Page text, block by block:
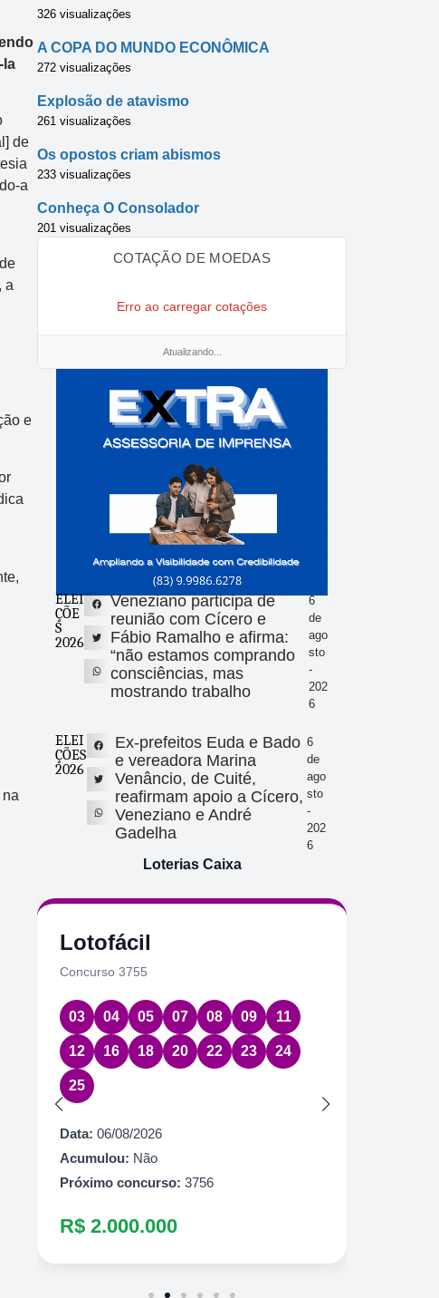
la
de
a
a
e
326 visualizações
A COPA DO MUNDO ECONÔMICA
272 visualizações
Explosão de atavismo
261 visualizações
Os opostos criam abismos
233 visualizações
Conheça O Consolador
201 visualizações
COTAÇÃO DE MOEDAS
Erro ao carregar cotações
Atualizando...
ELEI
ÇÕE
S
2026
Veneziano participa de
reunião com Cícero e
Fábio Ramalho e afirma:
“não estamos comprando
consciências, mas
mostrando trabalho
6
de
ago
sto
-
202
6
ELEI
ÇÕES
2026
Ex-prefeitos Euda e Bado
e vereadora Marina
Venâncio, de Cuité,
reafirmam apoio a Cícero,
Veneziano e André
Gadelha
6
de
ago
sto
-
202
6
Loterias Caixa
Lotofácil
Concurso 3755
03 04 05 07 08 09 11
12 16 18 20 22 23 24
25
Data: 06/08/2026
Acumulou: Não
Próximo concurso: 3756
R$ 2.000.000